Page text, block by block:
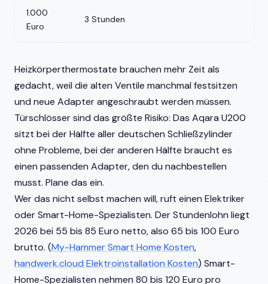
1.000
Euro
3 Stunden
Heizkörperthermostate brauchen mehr Zeit als
gedacht, weil die alten Ventile manchmal festsitzen
und neue Adapter angeschraubt werden müssen.
Türschlösser sind das größte Risiko: Das Aqara U200
sitzt bei der Hälfte aller deutschen Schließzylinder
ohne Probleme, bei der anderen Hälfte braucht es
einen passenden Adapter, den du nachbestellen
musst. Plane das ein.
Wer das nicht selbst machen will, ruft einen Elektriker
oder Smart-Home-Spezialisten. Der Stundenlohn liegt
2026 bei 55 bis 85 Euro netto, also 65 bis 100 Euro
brutto. (My-Hammer Smart Home Kosten,
handwerk.cloud Elektroinstallation Kosten) Smart-
Home-Spezialisten nehmen 80 bis 120 Euro pro